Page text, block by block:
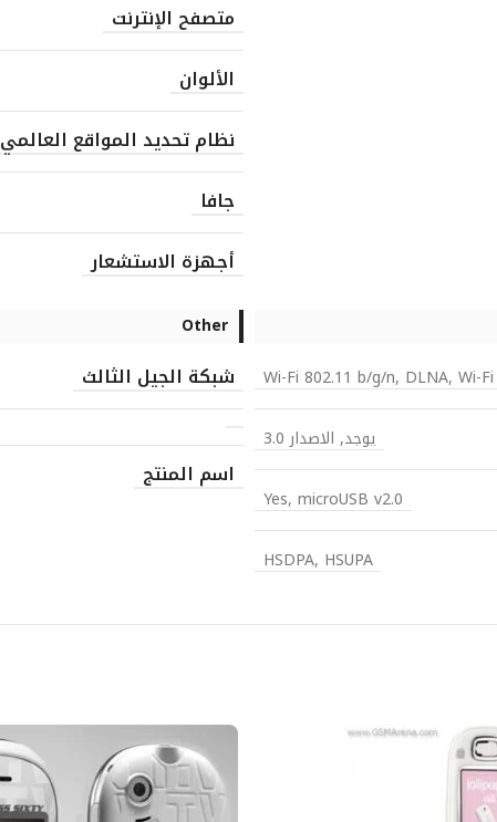
متصفح الإنترنت
الألوان
نظام تحديد المواقع العالمي
جافا
أجهزة الاستشعار
Wi-Fi 802.11 b/g/n, DLNA, Wi-
يوجد, الاصدار 3.0
Yes, microUSB v2.0
HSDPA, HSUPA
Other
شبكة الجيل الثالث
اسم المنتج